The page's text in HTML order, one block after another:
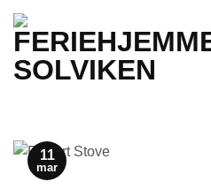
Skip
content
11
mar